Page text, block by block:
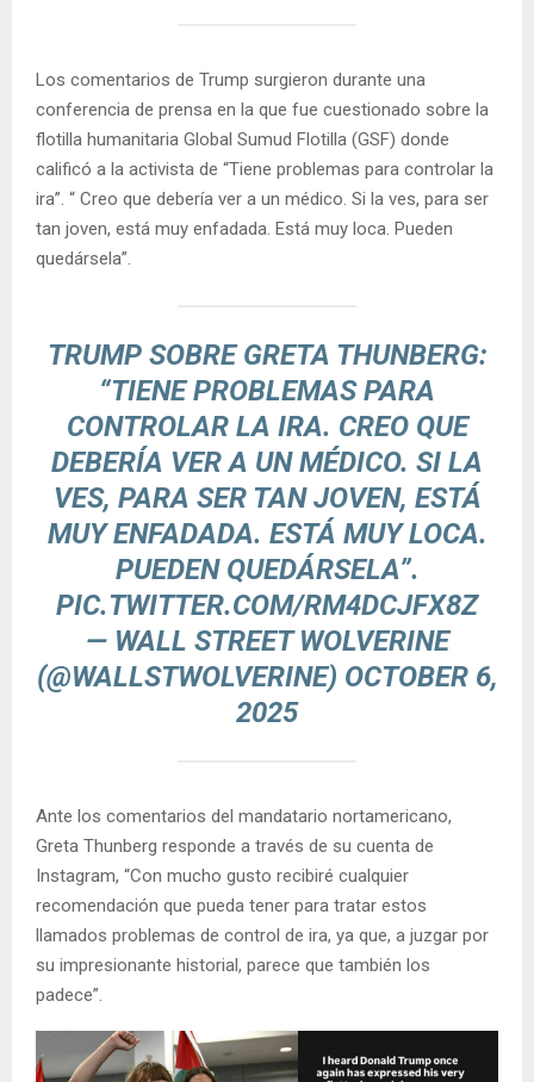
Los comentarios de Trump surgieron durante una
conferencia de prensa en la que fue cuestionado sobre la
flotilla humanitaria Global Sumud Flotilla (GSF) donde
calificó a la activista de “Tiene problemas para controlar la
ira”. “ Creo que debería ver a un médico. Si la ves, para ser
tan joven, está muy enfadada. Está muy loca. Pueden
quedársela”.
TRUMP SOBRE GRETA THUNBERG:
“TIENE PROBLEMAS PARA
CONTROLAR LA IRA. CREO QUE
DEBERÍA VER A UN MÉDICO. SI LA
VES, PARA SER TAN JOVEN, ESTÁ
MUY ENFADADA. ESTÁ MUY LOCA.
PUEDEN QUEDÁRSELA”.
PIC.TWITTER.COM/RM4DCJFX8Z
— WALL STREET WOLVERINE
(@WALLSTWOLVERINE) OCTOBER 6,
2025
Ante los comentarios del mandatario nortamericano,
Greta Thunberg responde a través de su cuenta de
Instagram, “Con mucho gusto recibiré cualquier
recomendación que pueda tener para tratar estos
llamados problemas de control de ira, ya que, a juzgar por
su impresionante historial, parece que también los
padece”.